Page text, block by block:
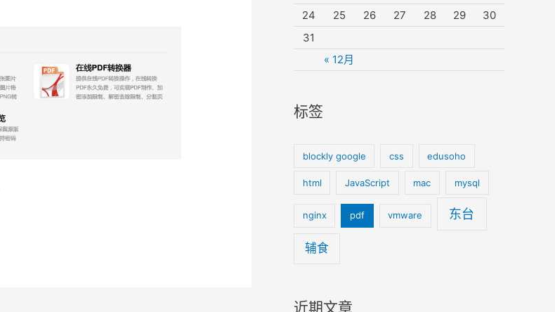
« 12月
24
25 26 27 28 29
30
31
标签
blockly google css edusoho
html JavaScript mac mysql
nginx pdf vmware 东台
辅食
近期文章